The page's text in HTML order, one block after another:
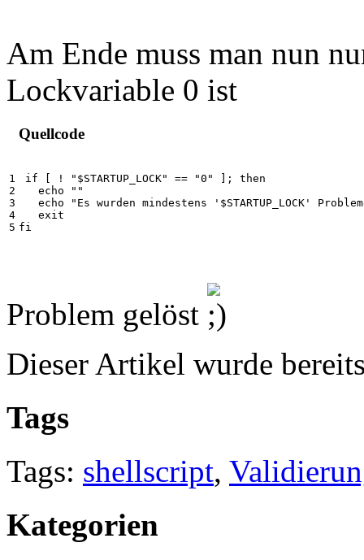
Am Ende muss man nun
Lockvariable 0 ist
Quellcode
1
2
3
4
if [ ! "$STARTUP_LOCK" == "0" ]; then
   echo ""
echo "Es wurden mindestens '$STARTUP_LOCK'
   exit
fi
Problem gelöst
Dieser Artikel wurde
Tags
Tags: shellscript,
Kategorien